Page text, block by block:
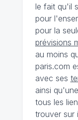
le fait qu'il
pour
pour la
prévisions
au moins
paris.com
avec ses
ainsi
tous les
trouver sur